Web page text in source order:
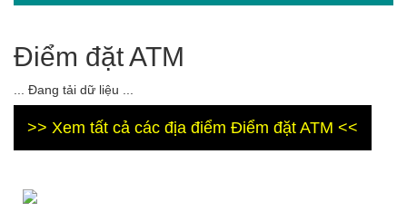
Điểm đặt ATM
... Đang tải dữ liệu ...
>> Xem tất cả các địa điểm Điểm đặt ATM <<